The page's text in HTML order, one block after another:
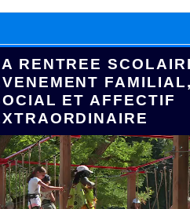
RENTREE
FAMILIAL,
ET AFFECTIF